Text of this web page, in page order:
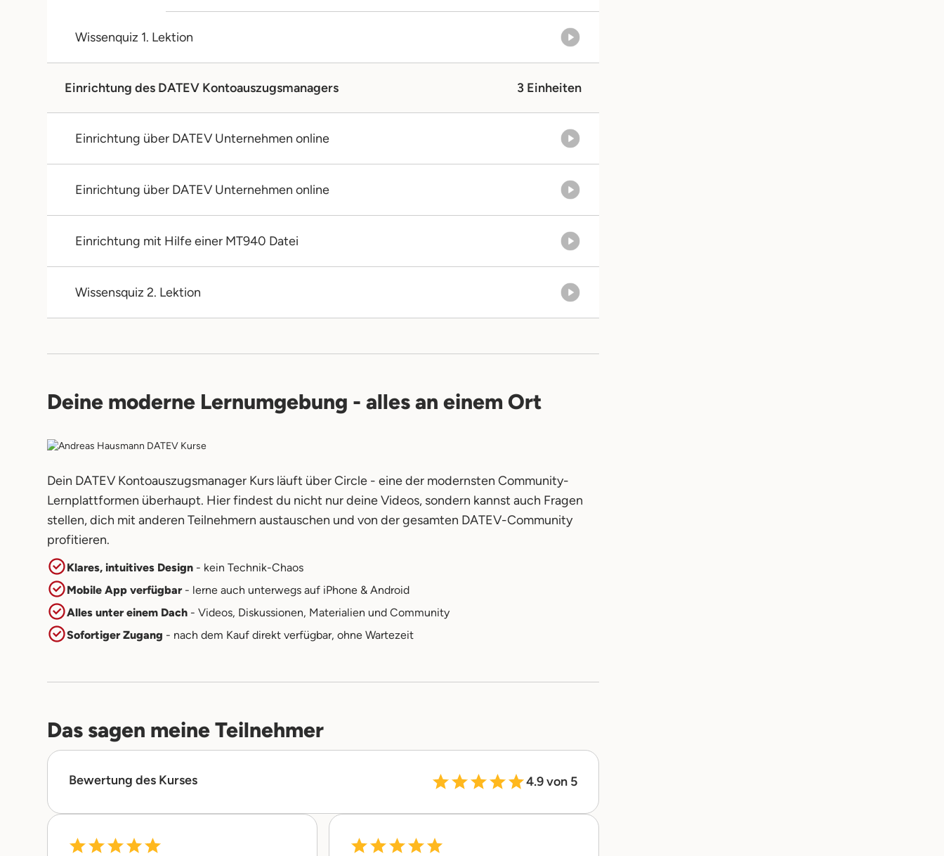
Wissenquiz 1. Lektion
Einrichtung des DATEV Kontoauszugsmanagers 3 Einheiten
Einrichtung über DATEV Unternehmen online
Einrichtung über DATEV Unternehmen online
Einrichtung mit Hilfe einer MT940 Datei
Wissensquiz 2. Lektion
Deine moderne Lernumgebung - alles an einem Ort
Dein DATEV Kontoauszugsmanager Kurs läuft über Circle - eine der modernsten Community-
Lernplattformen überhaupt. Hier findest du nicht nur deine Videos, sondern kannst auch Fragen
stellen, dich mit anderen Teilnehmern austauschen und von der gesamten DATEV-Community
profitieren.
Klares, intuitives Design - kein Technik-Chaos
Mobile App verfügbar- lerne auch unterwegs auf iPhone & Android
Alles unter einem Dach - Videos, Diskussionen, Materialien und Community
Sofortiger Zugang - nach dem Kauf direkt verfügbar, ohne Wartezeit
Das sagen meine Teilnehmer
Bewertung des Kurses 4.9 von 5